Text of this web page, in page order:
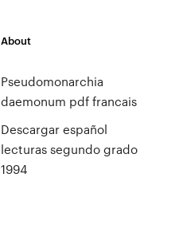
About
Pseudomonarchia
daemonum pdf francais
Descargar español
lecturas segundo grado
1994